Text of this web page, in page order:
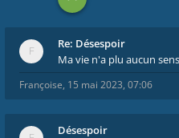
Re: Désespoir
Ma vie n'a plu aucun
Françoise, 15 mai 2023, 07:06
Désespoir